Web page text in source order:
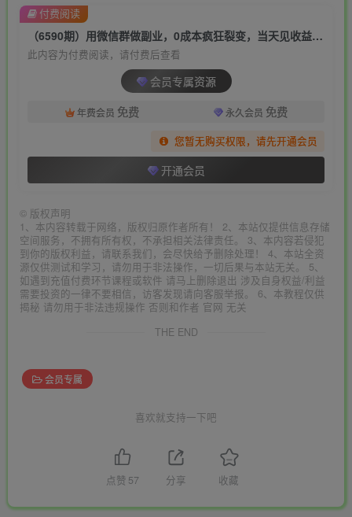
（6590期）用微信群做副业，0成本疯狂裂变，当天见收益 一部手机实现每天轻松躺赚300+
此内容为付费阅读，请付费后查看
会员专属资源
年费会员 免费 永久会员 免费
您暂无购买权限，请先开通会员
开通会员
付费阅读
© 版权声明
1、本内容转载于网络，版权归原作者所有！ 2、本站仅提供信息存储
空间服务，不拥有所有权，不承担相关法律责任。 3、本内容若侵犯
到你的版权利益，请联系我们，会尽快给予删除处理！ 4、本站全资
源仅供测试和学习，请勿用于非法操作，一切后果与本站无关。 5、
如遇到充值付费环节课程或软件 请马上删除退出 涉及自身权益/利益
需要投资的一律不要相信，访客发现请向客服举报。 6、本教程仅供
揭秘 请勿用于非法违规操作 否则和作者 官网 无关
THE END
会员专属
喜欢就支持一下吧
点赞 57 分享 收藏